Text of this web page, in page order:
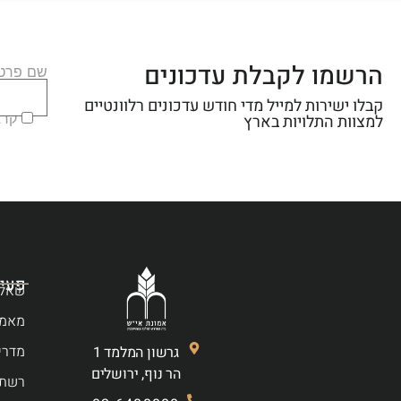
הרשמו לקבלת עדכונים
קבלו ישירות למייל מדי חודש עדכונים רלוונטיים
למצוות התלויות בארץ
שם
גרשון המלמד 1
הר נוף, ירושלים